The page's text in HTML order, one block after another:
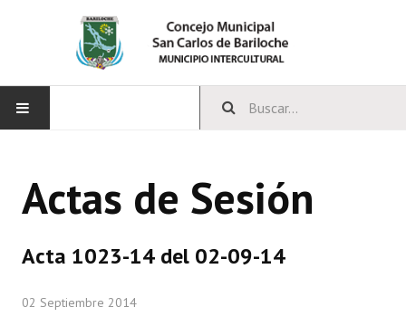
CONCEJO
Comisiones Permanentes
Actas de Sesión
Acta 1023-14 del 02-09-14
02 Septiembre 2014